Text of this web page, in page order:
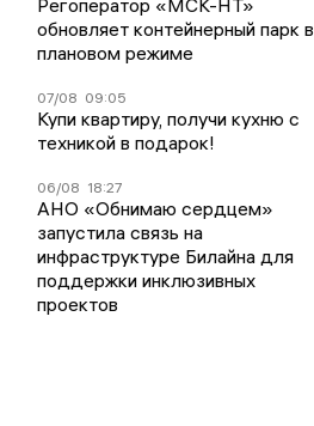
обновляет контейнерный парк в
плановом режиме
07/08 09:05
Купи квартиру, получи кухню с
техникой в подарок!
06/08 18:27
АНО «Обнимаю сердцем»
запустила связь на
инфраструктуре Билайна для
поддержки инклюзивных
проектов